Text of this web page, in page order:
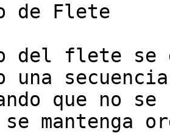
de Flete
del flete se
una
que no
mantenga